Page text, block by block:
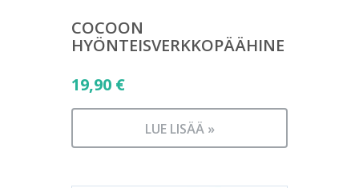
COCOON
HYÖNTEISVERKKOPÄÄHINE
19,90 €
LUE LISÄÄ »